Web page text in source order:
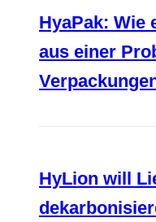
HyaPak: Wie
aus einer
HyLion will